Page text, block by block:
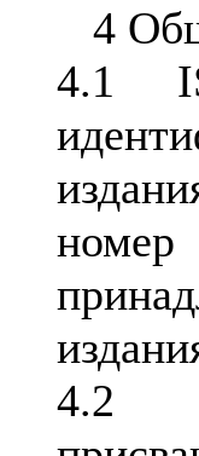
4
4.1
4.2